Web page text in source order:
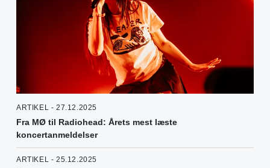
ARTIKEL - 27.12.2025
Fra MØ til Radiohead: Årets mest læste
koncertanmeldelser
ARTIKEL - 25.12.2025